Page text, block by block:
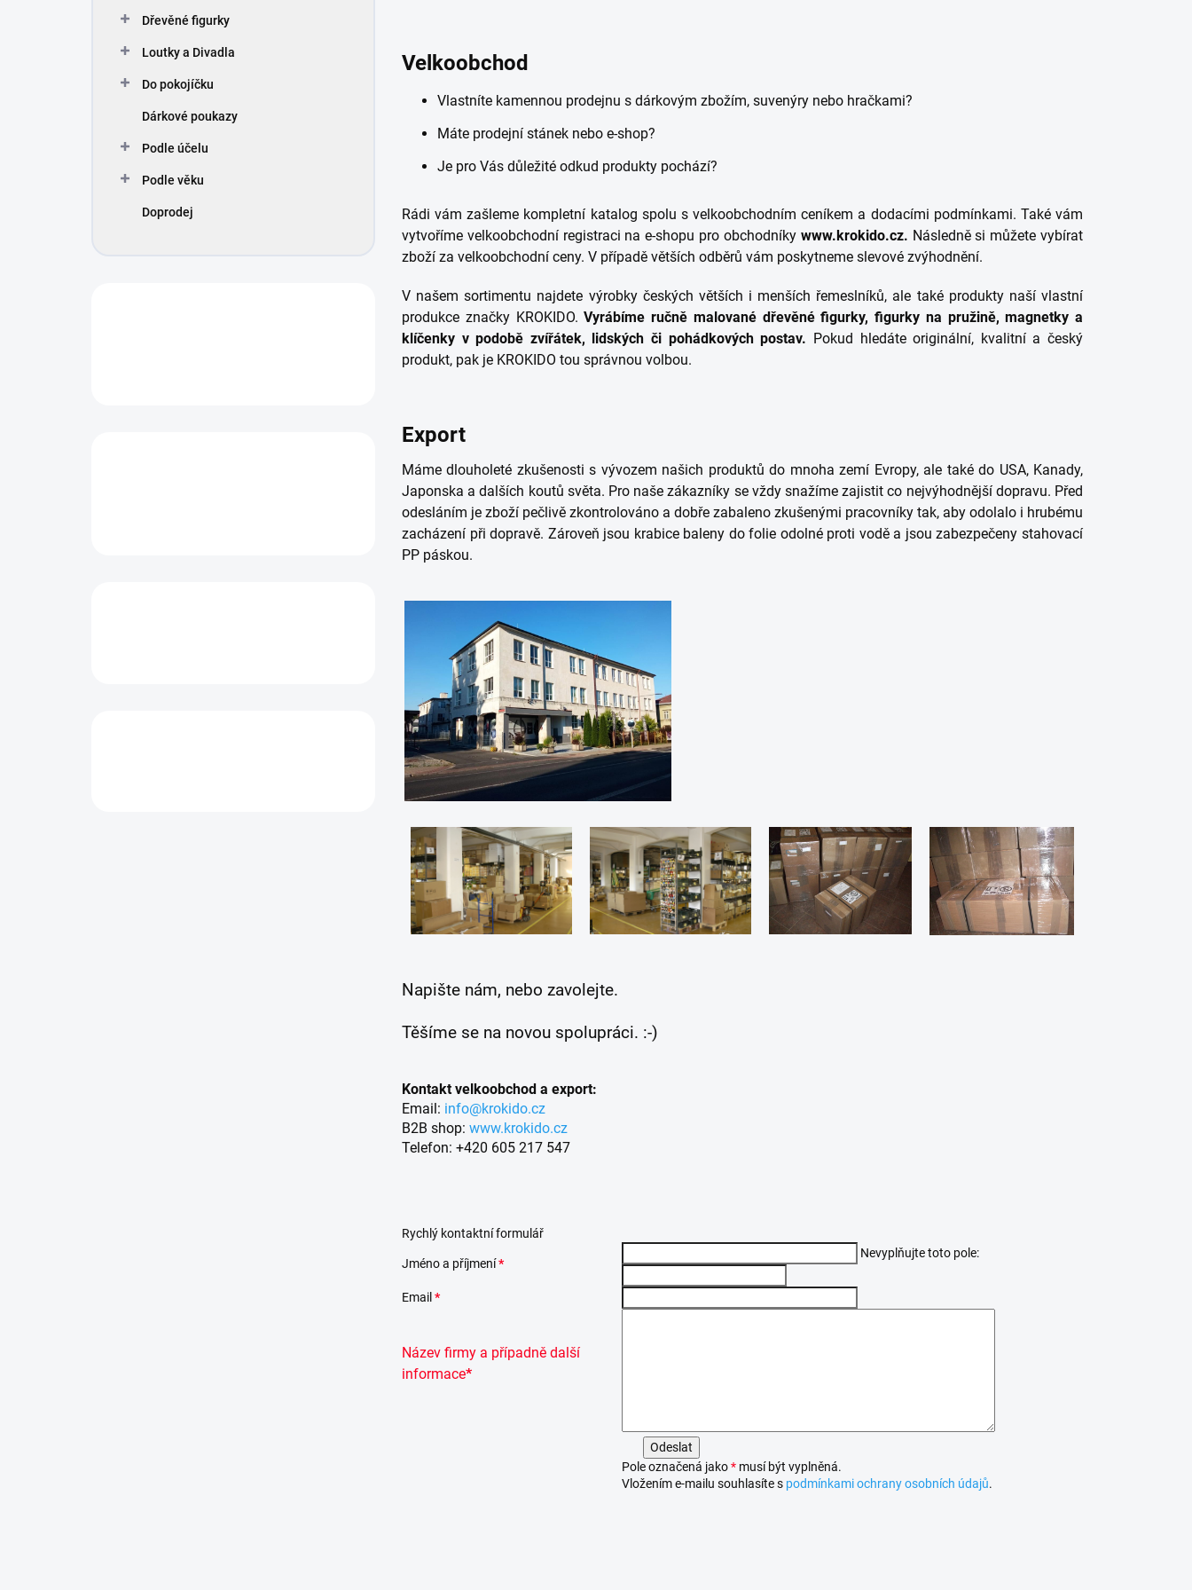
Dřevěné figurky
Loutky a Divadla
Do pokojíčku
Dárkové poukazy
Podle účelu
Podle věku
Doprodej
Velkoobchod
Vlastníte kamennou prodejnu s dárkovým zbožím, suvenýry nebo hračkami?
Máte prodejní stánek nebo e-shop?
Je pro Vás důležité odkud produkty pochází?
Rádi vám zašleme kompletní katalog spolu s velkoobchodním ceníkem a dodacími podmínkami. Také vám
vytvoříme velkoobchodní registraci na e-shopu pro obchodníkywww.krokido.cz. Následně si můžete vybírat
zboží za velkoobchodní ceny. V případě větších odběrů vám poskytneme slevové zvýhodnění.
V našem sortimentu najdete výrobky českých větších i menších řemeslníků, ale také produkty naší vlastní
produkce značky KROKIDO.Vyrábíme ručně malované dřevěné figurky, figurky na pružině, magnetky a
klíčenky v podobě zvířátek, lidských či pohádkových postav. Pokud hledáte originální, kvalitní a český
produkt, pak je KROKIDO tou správnou volbou.
Export
Máme dlouholeté zkušenosti s vývozem našich produktů do mnoha zemí Evropy, ale také do USA, Kanady,
Japonska a dalších koutů světa. Pro naše zákazníky se vždy snažíme zajistit co nejvýhodnější dopravu. Před
odesláním je zboží pečlivě zkontrolováno a dobře zabaleno zkušenými pracovníky tak, aby odolalo i hrubému
zacházení při dopravě. Zároveň jsou krabice baleny do folie odolné proti vodě a jsou zabezpečeny stahovací
PP páskou.
Napište nám, nebo zavolejte.
Těšíme se na novou spolupráci. :-)
Kontakt velkoobchod a export:
Email: info@krokido.cz
B2B shop: www.krokido.cz
Telefon: +420 605 217 547
Rychlý kontaktní formulář
Jméno a příjmení*
Nevyplňujte toto pole:
Email *
Název firmy a případně další
informace*
Pole označená jako* musí být vyplněná.
Vložením e-mailu souhlasíte s podmínkami ochrany osobních údajů.